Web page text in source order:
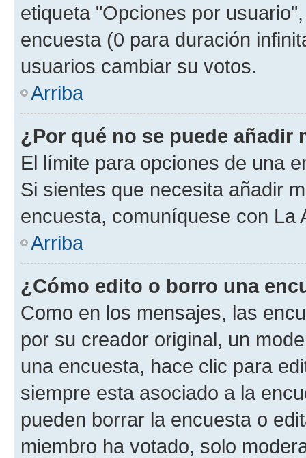
etiqueta "Opciones por
encuesta (0 para duración
usuarios cambiar su votos.
Arriba
¿Por qué no se puede añadir
El límite para opciones de una
Si sientes que necesita añadir
encuesta, comuníquese con La
Arriba
¿Cómo edito o borro una
Como en los mensajes, las
por su creador original, un
una encuesta, hace clic para
siempre esta asociado a la
pueden borrar la encuesta o
miembro ha votado, solo